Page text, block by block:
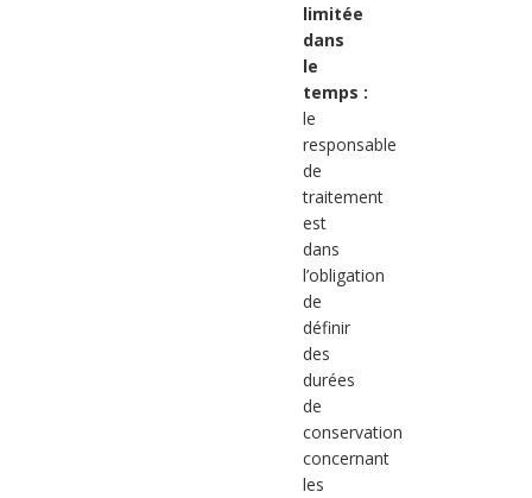
limitée
dans
le
temps :
le
responsable
de
traitement
est
dans
l’obligation
de
définir
des
durées
de
conservation
concernant
les